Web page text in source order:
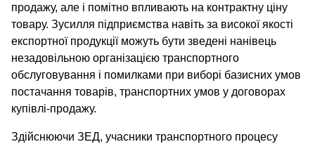
продажу, але і помітно впливають на контрактну ціну
товару. Зусилля підприємства навіть за високої якості
експортної продукції можуть бути зведені нанівець
незадовільною організацією транспортного
обслуговування і помилками при виборі базисних умов
постачання товарів, транспортних умов у договорах
купівлі-продажу.
Здійснюючи ЗЕД, учасники транспортного процесу